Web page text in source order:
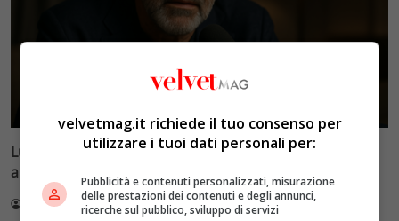
Luca Barbareschi si racconta: amori travolgenti,
autodistruzione e il difficile rapporto con la paternità
Redazione VelvetMAG 4 Agosto 2026
velvetmag.it richiede il tuo consenso per
utilizzare i tuoi dati personali per:
Pubblicità e contenuti personalizzati, misurazione
delle prestazioni dei contenuti e degli annunci,
ricerche sul pubblico, sviluppo di servizi